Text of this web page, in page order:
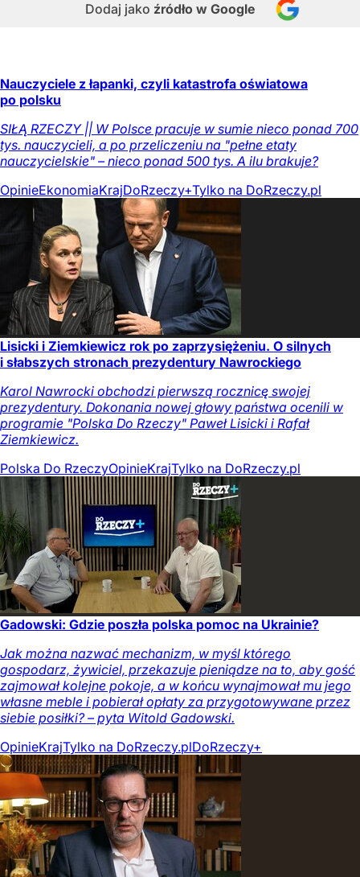
Dodaj jako źródło w Google
Nauczyciele z łapanki, czyli katastrofa oświatowa
po polsku
SIŁĄ RZECZY || W Polsce pracuje w sumie nieco ponad 700
tys. nauczycieli, a po przeliczeniu na "pełne etaty
nauczycielskie" – nieco ponad 500 tys. A ilu brakuje?
OpinieEkonomiaKrajDoRzeczy+Tylko na DoRzeczy.pl
Lisicki i Ziemkiewicz rok po zaprzysiężeniu. O silnych
i słabszych stronach prezydentury Nawrockiego
Karol Nawrocki obchodzi pierwszą rocznicę swojej
prezydentury. Dokonania nowej głowy państwa ocenili w
programie "Polska Do Rzeczy" Paweł Lisicki i Rafał
Ziemkiewicz.
Polska Do RzeczyOpinieKrajTylko na DoRzeczy.pl
Gadowski: Gdzie poszła polska pomoc na Ukrainie?
Jak można nazwać mechanizm, w myśl którego
gospodarz, żywiciel, przekazuje pieniądze na to, aby gość
zajmował kolejne pokoje, a w końcu wynajmował mu jego
własne meble i pobierał opłaty za przygotowywane przez
siebie posiłki? – pyta Witold Gadowski.
OpinieKrajTylko na DoRzeczy.plDoRzeczy+